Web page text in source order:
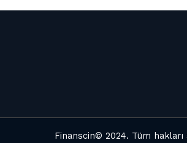
Finanscin© 2024. Tüm hakları